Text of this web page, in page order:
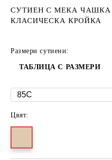
СУТИЕН С МЕКА ЧАШКА
КЛАСИЧЕСКА КРОЙКА
Размери сутиени:
ТАБЛИЦА С РАЗМЕРИ
Цвят: